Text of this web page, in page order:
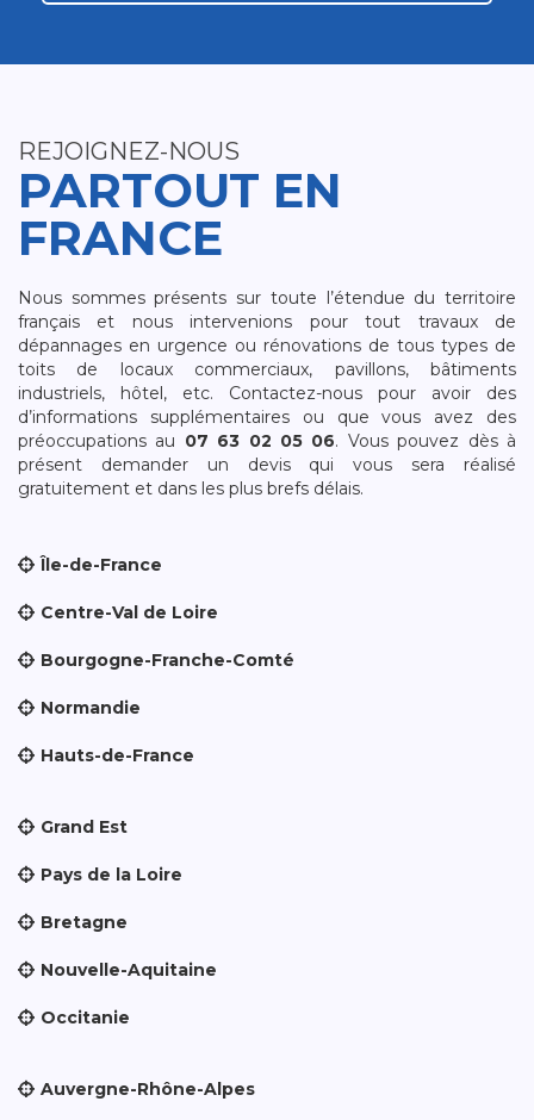
REJOIGNEZ-NOUS
PARTOUT EN
FRANCE
Nous sommes présents sur toute l’étendue du territoire
français et nous intervenions pour tout travaux de
dépannages en urgence ou rénovations de tous types de
toits de locaux commerciaux, pavillons, bâtiments
industriels, hôtel, etc. Contactez-nous pour avoir des
d’informations supplémentaires ou que vous avez des
préoccupations au 07 63 02 05 06. Vous pouvez dès à
présent demander un devis qui vous sera réalisé
gratuitement et dans les plus brefs délais.
Île-de-France
Centre-Val de Loire
Bourgogne-Franche-Comté
Normandie
Hauts-de-France
Grand Est
Pays de la Loire
Bretagne
Nouvelle-Aquitaine
Occitanie
Auvergne-Rhône-Alpes